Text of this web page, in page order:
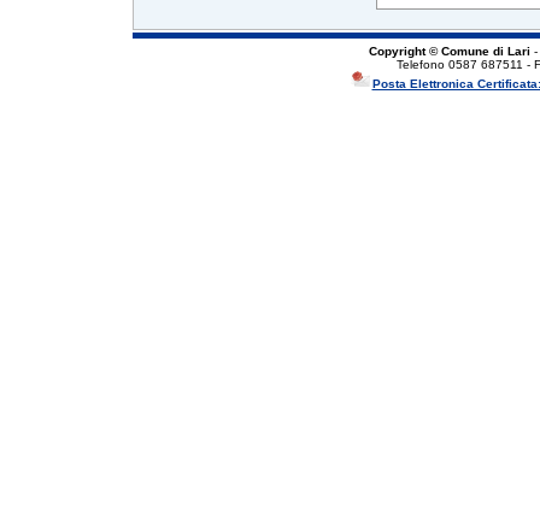
Copyright © Comune di Lari -
Telefono 0587 687511 -
Posta Elettronica Certificata: